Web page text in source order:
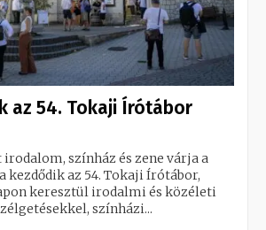
az 54. Tokaji Írótábor
színház és zene várja a
kezdődik az 54. Tokaji Írótábor,
keresztül irodalmi és közéleti
színházi...